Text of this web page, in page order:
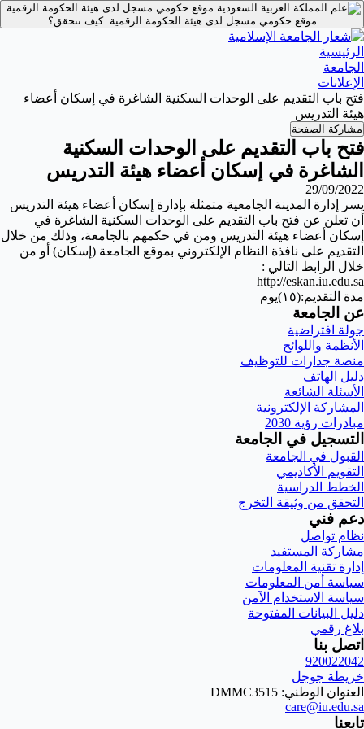
موقع حكومي مسجل لدى هيئة الحكومة الرقمية.
موقع حكومي مسجل لدى هيئة الحكومة الرقمية.كيف تتحقق؟
الرئيسية
الجامعة
الإعلانات
فتح باب التقديم على الوحدات السكنية الشاغرة في إسكان أعضاء
هيئة التدريس
مشاركة الصفحة
فتح باب التقديم على الوحدات السكنية
الشاغرة في إسكان أعضاء هيئة التدريس
29/09/2022
يسر إدارة المدينة الجامعية متمثلة بإدارة إسكان أعضاء هيئة التدريس
أن تعلن عن فتح باب التقديم على الوحدات السكنية الشاغرة في
إسكان أعضاء هيئة التدريس ومن في حكمهم بالجامعة، وذلك من خلال
التقديم على نافذة النظام الإلكتروني بموقع الجامعة (إسكان) أو من
خلال الرابط التالي :
http://eskan.iu.edu.sa
مدة التقديم:(١٥)يوم
عن الجامعة
جولة افتراضية
الأنظمة واللوائح
منصة جدارات للتوظيف
دليل الهاتف
الأسئلة الشائعة
المشاركة الإلكترونية
مبادرات رؤية 2030
التسجيل في الجامعة
القبول في الجامعة
التقويم الأكاديمي
الخطط الدراسية
التحقق من وثيقة التخرج
دعم فني
نظام تواصل
مشاركة المستفيد
إدارة تقنية المعلومات
سياسة أمن المعلومات
سياسة الاستخدام الآمن
دليل البيانات المفتوحة
بلاغ رقمي
اتصل بنا
920022042
خريطة جوجل
العنوان الوطني: DMMC3515
care@iu.edu.sa
تابعنا